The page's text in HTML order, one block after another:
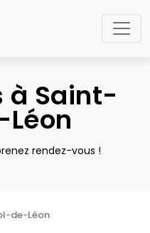
à Saint-
rendez-vous !
de-Léon